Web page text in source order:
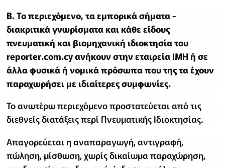
B. To περιεχόμενο, τα εμπορικά σήματα -
διακριτικά γνωρίσματα και κάθε είδους
πνευματική και βιομηχανική ιδιοκτησία του
reporter.com.cy ανήκουν στην εταιρεία IMH ή σε
άλλα φυσικά ή νομικά πρόσωπα που της τα έχουν
παραχωρήσει με ιδιαίτερες συμφωνίες.
Το ανωτέρω περιεχόμενο προστατεύεται από τις
διεθνείς διατάξεις περί Πνευματικής Ιδιοκτησίας.
Απαγορεύεται η αναπαραγωγή, αντιγραφή,
πώληση, μίσθωση, χωρίς δικαίωμα παραχώρηση,